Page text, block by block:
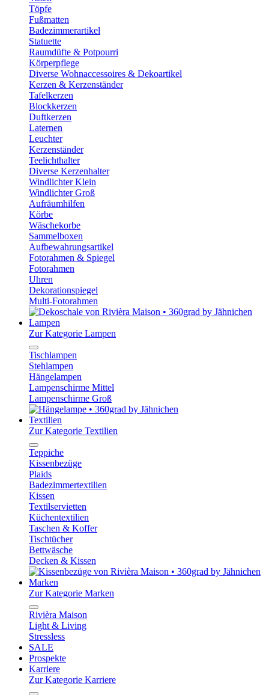
Töpfe
Fußmatten
Badezimmerartikel
Statuette
Raumdüfte & Potpourri
Körperpflege
Diverse Wohnaccessoires & Dekoartikel
Kerzen & Kerzenständer
Tafelkerzen
Blockkerzen
Duftkerzen
Laternen
Leuchter
Kerzenständer
Teelichthalter
Diverse Kerzenhalter
Windlichter Klein
Windlichter Groß
Aufräumhilfen
Körbe
Wäschekorbe
Sammelboxen
Aufbewahrungsartikel
Fotorahmen & Spiegel
Fotorahmen
Uhren
Dekorationspiegel
Multi-Fotorahmen
Lampen
Zur Kategorie Lampen
Tischlampen
Stehlampen
Hängelampen
Lampenschirme Mittel
Lampenschirme Groß
Textilien
Zur Kategorie Textilien
Teppiche
Kissenbezüge
Plaids
Badezimmertextilien
Kissen
Textilservietten
Küchentextilien
Taschen & Koffer
Tischtücher
Bettwäsche
Decken & Kissen
Marken
Zur Kategorie Marken
Rivièra Maison
Light & Living
Stressless
SALE
Prospekte
Karriere
Zur Kategorie Karriere